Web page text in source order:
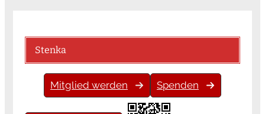
Stenka
Mitglied werden Spenden